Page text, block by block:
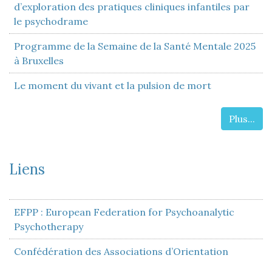
d’exploration des pratiques cliniques infantiles par
le psychodrame
Programme de la Semaine de la Santé Mentale 2025
à Bruxelles
Le moment du vivant et la pulsion de mort
Plus...
Liens
EFPP : European Federation for Psychoanalytic
Psychotherapy
Confédération des Associations d’Orientation